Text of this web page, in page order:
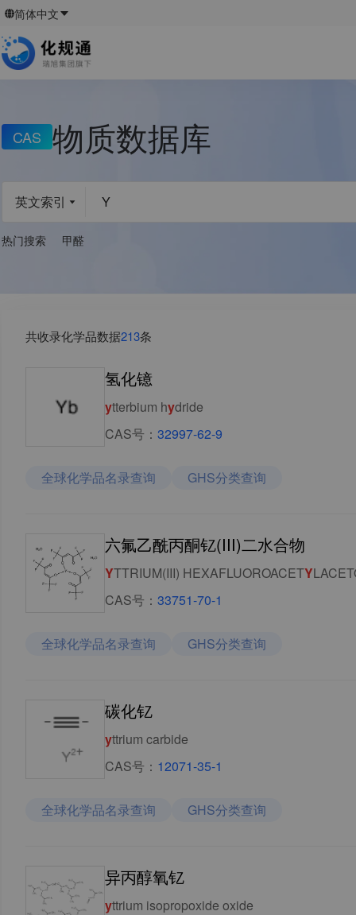
简体中文
CAS 物质数据库
英文索引
热门搜索 甲醛
共收录化学品数据213条
氢化镱
ytterbium hydride
CAS号： 32997-62-9
全球化学品名录查询 GHS分类查询
六氟乙酰丙酮钇(III)二水合物
YTTRIUM(III) HEXAFLUOROACETY
CAS号： 33751-70-1
全球化学品名录查询 GHS分类查询
碳化钇
yttrium carbide
CAS号： 12071-35-1
全球化学品名录查询 GHS分类查询
异丙醇氧钇
yttrium isopropoxide oxide